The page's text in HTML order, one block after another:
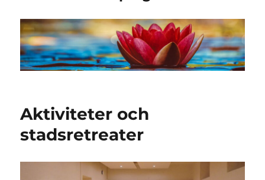
Aktiviteter och
stadsretreater